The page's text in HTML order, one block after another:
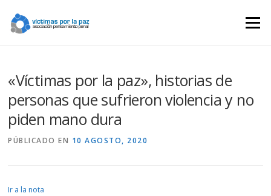
contenido
Menú
«Víctimas por la paz», historias de
personas que sufrieron violencia y no
piden mano dura
PÚBLICADO EN 10 AGOSTO, 2020
Ir a la nota